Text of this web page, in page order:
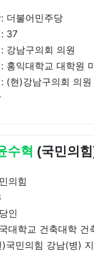
더불어민주당
37
강남구의회 의원
홍익대학교 대학원
(현)강남구의회 의
수혁 (국민의
의힘
인
대학교 건축대학 건
)국민의힘 강남(병)